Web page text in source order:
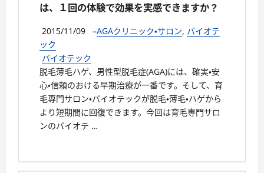
は、１回の体験で効果を実感できますか？
2015/11/09 –AGAクリニック・サロン, バイオテ
ック
バイオテック
脱毛薄毛ハゲ、男性型脱毛症(AGA)には、確実・安
心・信頼のおける早期治療が一番です。そして、育
毛専門サロン・バイオテックが脱毛・薄毛・ハゲから
より短期間に回復できます。今回は育毛専門サロ
ンのバイオテ …